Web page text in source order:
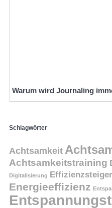
Warum wird Journaling
Schlagwörter
Achtsamkeit
Achtsamkeitstraining
Digitalisierung
Energieeffizienz